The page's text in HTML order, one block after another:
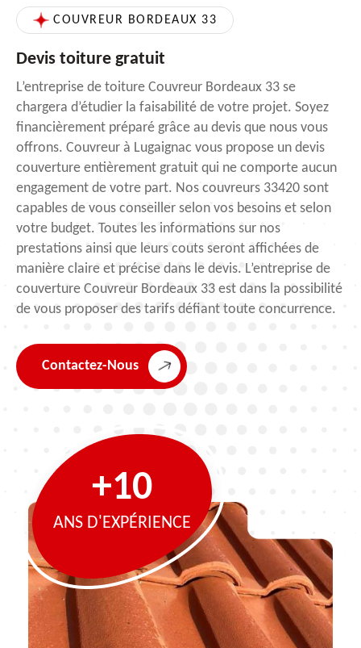
COUVREUR BORDEAUX 33
Devis toiture gratuit
L’entreprise de toiture Couvreur Bordeaux 33 se
chargera d’étudier la faisabilité de votre projet. Soyez
financièrement préparé grâce au devis que nous vous
offrons. Couvreur à Lugaignac vous propose un devis
couverture entièrement gratuit qui ne comporte aucun
engagement de votre part. Nos couvreurs 33420 sont
capables de vous conseiller selon vos besoins et selon
votre budget. Toutes les informations sur nos
prestations ainsi que leurs couts seront affichées de
manière claire et précise dans le devis. L’entreprise de
couverture Couvreur Bordeaux 33 est dans la possibilité
de vous proposer des tarifs défiant toute concurrence.
Contactez-Nous
+10
ANS D'EXPÉRIENCE